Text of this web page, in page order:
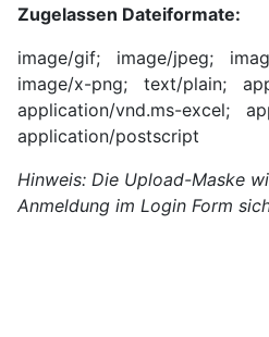
Zugelassen Dateiformate:
image/gif; image/jpeg;
image/x-png; text/plain;
application/vnd.ms-excel;
application/postscript
Hinweis: Die Upload-Maske
Anmeldung im Login Form